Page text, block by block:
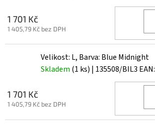
1 701 Kč
1 405,79 Kč bez DPH
Velikost: L, Barva: Blue Midnight
Skladem (1 ks) | 135508/BIL3 EAN:
1 701 Kč
1 405,79 Kč bez DPH